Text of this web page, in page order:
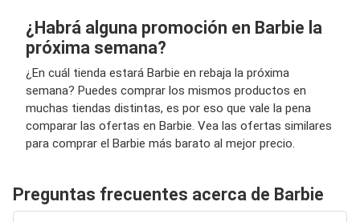
¿Habrá alguna promoción en Barbie la
próxima semana?
¿En cuál tienda estará Barbie en rebaja la próxima
semana? Puedes comprar los mismos productos en
muchas tiendas distintas, es por eso que vale la pena
comparar las ofertas en Barbie. Vea las ofertas similares
para comprar el Barbie más barato al mejor precio.
Preguntas frecuentes acerca de Barbie